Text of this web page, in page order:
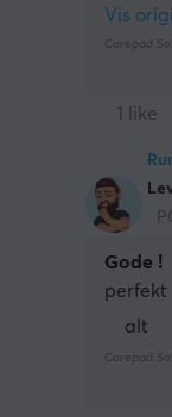
Vis
Corepad
1 like
Gode !
perfekt
alt
Corepad